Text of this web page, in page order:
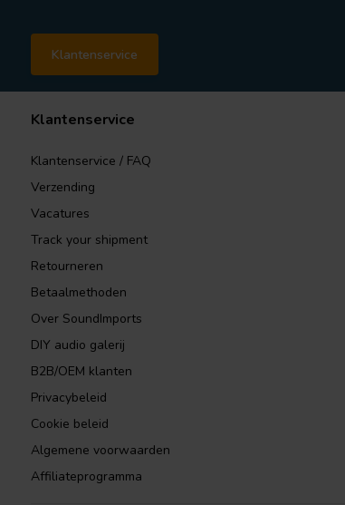
Klantenservice
Klantenservice
Klantenservice / FAQ
Verzending
Vacatures
Track your shipment
Retourneren
Betaalmethoden
Over SoundImports
DIY audio galerij
B2B/OEM klanten
Privacybeleid
Cookie beleid
Algemene voorwaarden
Affiliateprogramma